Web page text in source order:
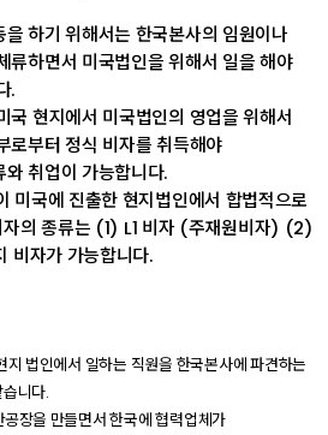
하기 위해서는 한국본사의 임원이나
류하면서 미국법인을 위해서 일을 해야
.
국 현지에서 미국법인의 영업을 위해서
로부터 정식 비자를 취득해야
취업이 가능합니다.
미국에 진출한 현지법인에서 합법적으로
자의 종류는 (1) L1 비자 (주재원비자) (2)
비자가 가능합니다.
법인에서 일하는 직원을 한국본사에 파견하는
니다.
장을 만들면서 한국에 협력업체가